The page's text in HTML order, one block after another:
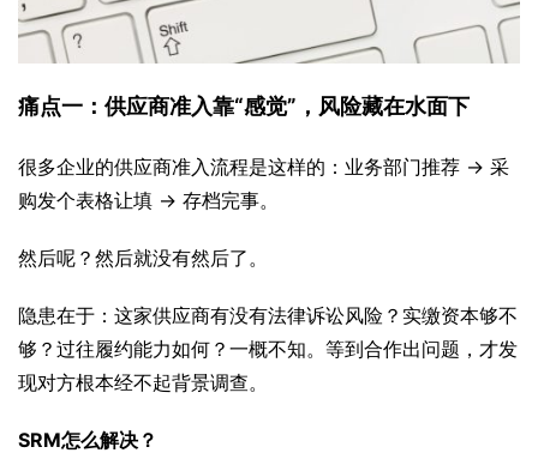
痛点一：供应商准入靠“感觉”，风险藏在水面下
很多企业的供应商准入流程是这样的：业务部门推荐 → 采
购发个表格让填 → 存档完事。
然后呢？然后就没有然后了。
隐患在于：这家供应商有没有法律诉讼风险？实缴资本够不
够？过往履约能力如何？一概不知。等到合作出问题，才发
现对方根本经不起背景调查。
SRM怎么解决？